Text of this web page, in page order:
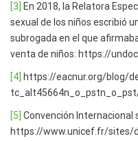
[3]
En 2018, la Relatora
sexual de los niños escribió
subrogada en el que
venta de niños: https://
[4] https://eacnur.org/blog/
[5] Convención Internacional
https://www.unicef.fr/sites/